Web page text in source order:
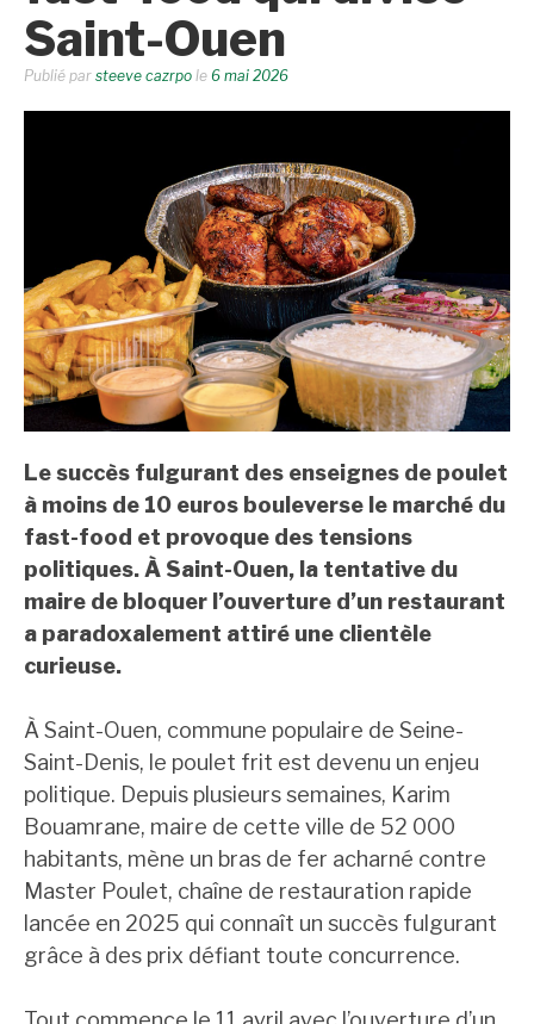
Saint-Ouen
Publié par steeve cazrpo le 6 mai 2026
Le succès fulgurant des enseignes de poulet
à moins de 10 euros bouleverse le marché du
fast-food et provoque des tensions
politiques. À Saint-Ouen, la tentative du
maire de bloquer l’ouverture d’un restaurant
a paradoxalement attiré une clientèle
curieuse.
À Saint-Ouen, commune populaire de Seine-
Saint-Denis, le poulet frit est devenu un enjeu
politique. Depuis plusieurs semaines, Karim
Bouamrane, maire de cette ville de 52 000
habitants, mène un bras de fer acharné contre
Master Poulet, chaîne de restauration rapide
lancée en 2025 qui connaît un succès fulgurant
grâce à des prix défiant toute concurrence.